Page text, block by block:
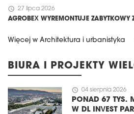
schedule 27 lipca 2026
AGROBEX WYREMONTUJE ZABYTKOWY
Więcej w Architektura i urbanistyka
BIURA I PROJEKTY
schedule 04 sierpnia 2026
PONAD 67 TYS.
W DL INVEST